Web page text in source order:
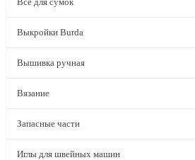
Выкройки Burda
Вышивка ручная
Вязание
Запасные части
Иглы для швейных машин